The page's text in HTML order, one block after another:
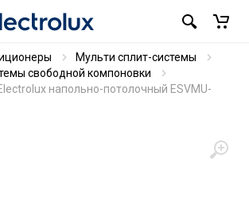
Мульти сплит-системы
свободной компоновки
напольно-потолочный ESVMU-